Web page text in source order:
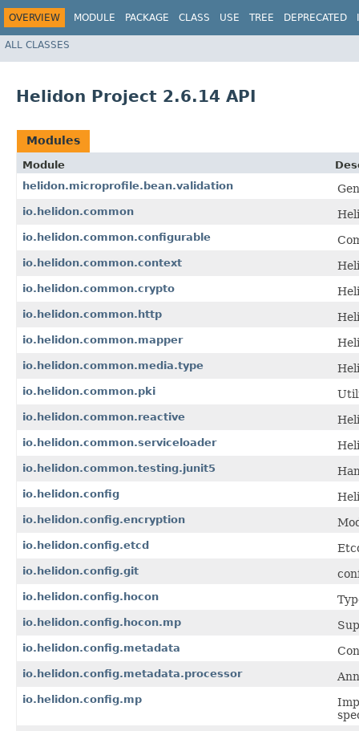
OVERVIEW MODULE PACKAGE CLASS USE TREE DEPRECATED
ALL CLASSES
Helidon Project 2.6.14 API
Modules
Module
helidon.microprofile.bean.validation
io.helidon.common
io.helidon.common.configurable
io.helidon.common.context
io.helidon.common.crypto
io.helidon.common.http
io.helidon.common.mapper
io.helidon.common.media.type
io.helidon.common.pki
io.helidon.common.reactive
io.helidon.common.serviceloader
io.helidon.common.testing.junit5
io.helidon.config
io.helidon.config.encryption
io.helidon.config.etcd
io.helidon.config.git
io.helidon.config.hocon
io.helidon.config.hocon.mp
io.helidon.config.metadata
io.helidon.config.metadata.processor
io.helidon.config.mp